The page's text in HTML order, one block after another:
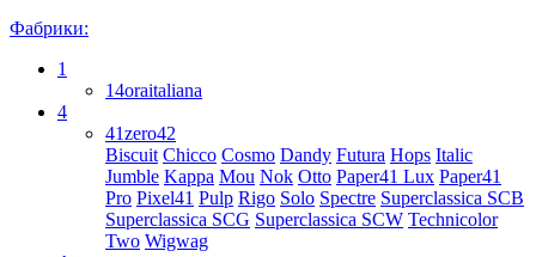
Фабрики:
1
14oraitaliana
4
41zero42
Biscuit Chicco Cosmo Dandy Futura Hops Italic
Jumble Kappa Mou Nok Otto Paper41 Lux Paper41
Pro Pixel41 Pulp Rigo Solo Spectre Superclassica SCB
Superclassica SCG Superclassica SCW Technicolor
Two Wigwag